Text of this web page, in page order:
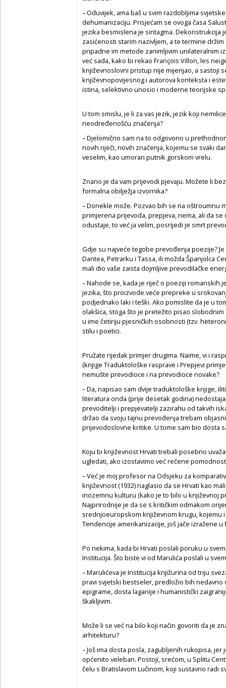
– Oduvijek, ama baš u svim razdobljima
dehumanizaciju. Prisjećam se ovoga časa
jezika besmislena je sintagma. Dekonstrukcija
zasićenosti starim nazivljem, a te termine
pripadne im metode zanimljivim unilateralnim
već sada, kako bi rekao François Villon, les
književnoslovni pristup nije mijenjao, a sastoji
književnopovijesnog i autorova konteksta i
istina, selektivno unosio i moderne teorijske
U tom smislu, je li za vas jezik, jezik koji
neodređenošću značenja?
– Djelomično sam na to odgovorio u
novih riječi, novih značenja, kojemu se svaki
veselim, kao umoran putnik gorskom vrelu.
Znano je da vam prijevodi pjevaju. Možete li
formalna obilježja izvornika?
– Donekle može. Pozvao bih se na oštroumnu
primjerena prijevoda, prepjeva, nema, ali da
odustaje, to već ja velim, posrijedi je smrt
Gdje su najveće tegobe prevođenja poezije?
Dantea, Petrarku i Tassa, ili možda Španjolca
mali dio vaše zaista dojmljive prevodilačke
– Nahode se, kada je riječ o poeziji romanskih
jezika, što proizvode veće prepreke u
podjednako laki i teški. Ako pomislite da je u
olakšica, stoga što je pretežito pisao
u ime četiriju pjesničkih osobnosti (tzv.
stilu i poetici.
Pružate rijedak primjer drugima. Naime, vi i
(knjige Traduktološke rasprave i Prepjevi
nemušte prevodioce i na prevodioce novake?
– Da, napisao sam dvije traduktološke knjige,
literatura onda (prije desetak godina)
prevoditelji i prepjevatelji zazirahu od takvih
držao da svoju tajnu prevođenja trebam
prijevodoslovne kritike. U tome sam bio dosta
Koju bi književnost Hrvati trebali posebno
ugledati, ako izostavimo već rečene
– Već je moj profesor na Odsjeku za
književnost (1932) naglasio da se Hrvati kao
inozemnu kulturu (kako je to bilo u književnoj
Najprirodnije je da se s kritičkim odmakom
srednjoeuropskom književnom krugu, kojemu
Tendencije amerikanizacije, još jače izražene
Po nekima, kada bi Hrvati poslali poruku u
Institucija. Što biste vi od Marulića poslali u
– Marulićeva je Institucija knjižurina od triju
pravi svjetski bestseler, predložio bih nedavno
epigrame, dosta laganije i humanistički
škakljivim.
Može li se već na bilo koji način govoriti da je
arhitekturu?
– Još ima dosta posla, zagubljenih rukopisa,
općenito veleban. Postoji, srećom, u Splitu
čelu s Bratislavom Lučinom, koji sustavno radi